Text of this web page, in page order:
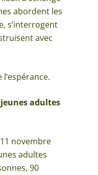
abordent les
s’interrogent
avec
adultes
novembre
adultes
90